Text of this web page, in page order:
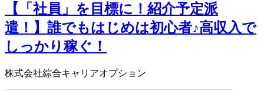
【「社員」を目標に！紹介予定派
遣！】誰でもはじめは初心者♪高収入で
しっかり稼ぐ！
株式会社綜合キャリアオプション